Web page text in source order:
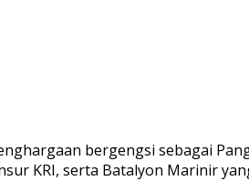
bergengsi sebagai
KRI, serta Batalyon Marinir